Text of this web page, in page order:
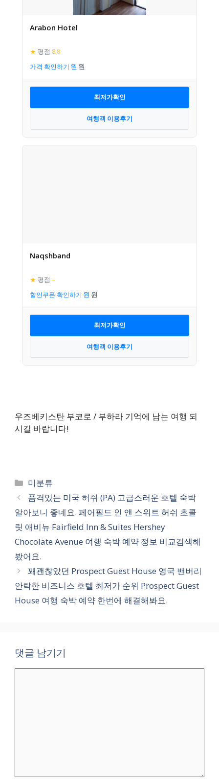
Arabon Hotel
★ 평점 8.8
가격 확인하기
최저가확인
여행객 이용후기
Naqshband
★ 평점 –
할인쿠폰 확인하기
최저가확인
여행객 이용후기
우즈베키스탄 부코로 / 부하라 기억에 남는 여행 되
시길 바랍니다!
카
테
고
리
미분류
품격있는 미국 허쉬 (PA) 고급스러운 호텔 숙박
알아보니 좋네요. 페어필드 인 앤 스위트 허쉬 초콜
릿 애비뉴 Fairfield Inn & Suites Hershey
Chocolate Avenue 여행 숙박 예약 정보 비교검색해
봤어요.
꽤괜찮았던 Prospect Guest House 영국 밴버리
안락한 비즈니스 호텔 최저가 순위 Prospect Guest
House 여행 숙박 예약 한번에 해결해봐요.
댓글 남기기